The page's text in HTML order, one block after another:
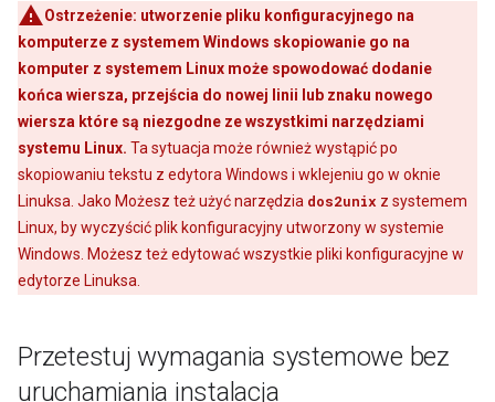
Ostrzeżenie: utworzenie pliku konfiguracyjnego na
komputerze z systemem Windows skopiowanie go na
komputer z systemem Linux może spowodować dodanie
końca wiersza, przejścia do nowej linii lub znaku nowego
wiersza które są niezgodne ze wszystkimi narzędziami
systemu Linux. Ta sytuacja może również wystąpić po
skopiowaniu tekstu z edytora Windows i wklejeniu go w oknie
Linuksa. Jako Możesz też użyć narzędzia dos2unix z systemem
Linux, by wyczyścić plik konfiguracyjny utworzony w systemie
Windows. Możesz też edytować wszystkie pliki konfiguracyjne w
edytorze Linuksa.
Przetestuj wymagania systemowe bez
uruchamiania instalacja